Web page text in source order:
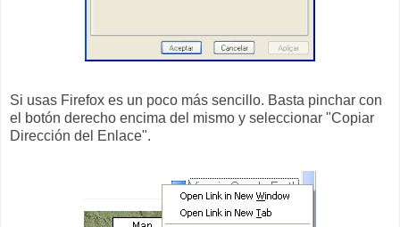
Si usas Firefox es un poco más sencillo. Basta pinchar con
el botón derecho encima del mismo y seleccionar "Copiar
Dirección del Enlace".